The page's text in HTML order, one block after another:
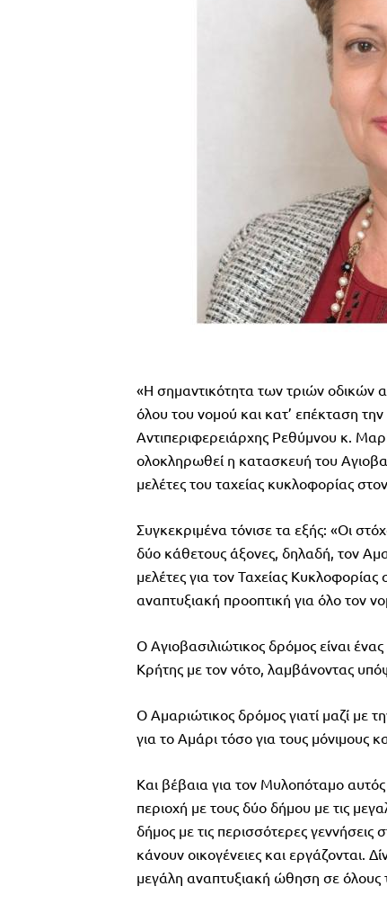
«Η σημαντικότητα των τριών οδικών
όλου του νομού και κατ’ επέκταση
Αντιπεριφερειάρχης Ρεθύμνου κ.
ολοκληρωθεί η κατασκευή του
μελέτες του ταχείας κυκλοφορίας
Συγκεκριμένα τόνισε τα εξής: «Οι
δύο κάθετους άξονες, δηλαδή, τον
μελέτες για τον Ταχείας
αναπτυξιακή προοπτική για όλο τον
Ο Αγιοβασιλιώτικος δρόμος είναι
Κρήτης με τον νότο, λαμβάνοντας
Ο Αμαριώτικος δρόμος γιατί μαζί
για το Αμάρι τόσο για τους μόνιμους
Και βέβαια για τον Μυλοπόταμο αυτός
περιοχή με τους δύο δήμου με τις
δήμος με τις περισσότερες γεννήσεις
κάνουν οικογένειες και εργάζονται.
μεγάλη αναπτυξιακή ώθηση σε όλους